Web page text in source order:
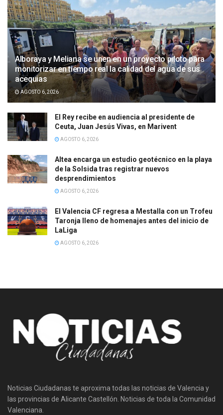
Alboraya y Meliana se unen en un proyecto piloto para
monitorizar en tiempo real la calidad del agua de sus
acequias
AGOSTO 6, 2026
El Rey recibe en audiencia al presidente de
Ceuta, Juan Jesús Vivas, en Marivent
AGOSTO 6, 2026
Altea encarga un estudio geotécnico en la playa
de la Solsida tras registrar nuevos
desprendimientos
AGOSTO 6, 2026
El Valencia CF regresa a Mestalla con un Trofeu
Taronja lleno de homenajes antes del inicio de
LaLiga
AGOSTO 6, 2026
Noticias Ciudadanas te aproxima todas las noticias de Valencia y
las provincias de Alicante Castellón. Noticias de toda la Comunidad
Valenciana.